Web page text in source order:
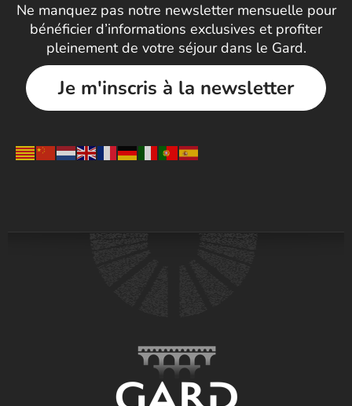
Ne manquez pas notre newsletter mensuelle pour
bénéficier d’informations exclusives et profiter
pleinement de votre séjour dans le Gard.
Je m'inscris à la newsletter